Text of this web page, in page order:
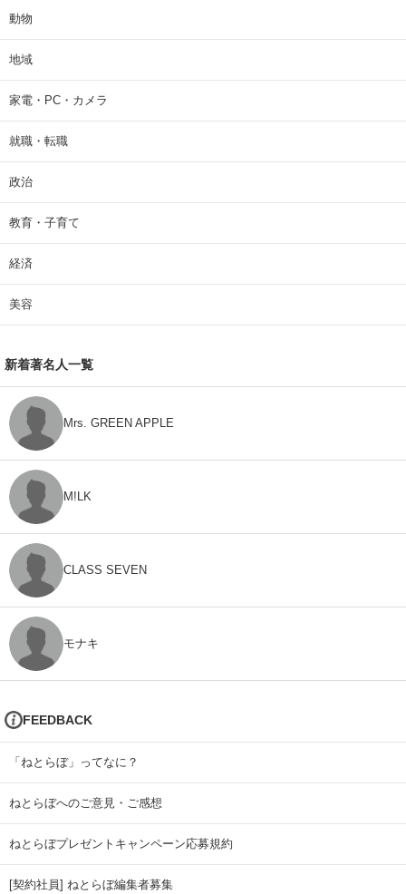
動物
地域
家電・PC・カメラ
就職・転職
政治
教育・子育て
経済
美容
新着著名人一覧
Mrs. GREEN APPLE
M!LK
CLASS SEVEN
モナキ
FEEDBACK
「ねとらぼ」ってなに？
ねとらぼへのご意見・ご感想
ねとらぼプレゼントキャンペーン応募規約
[契約社員] ねとらぼ編集者募集